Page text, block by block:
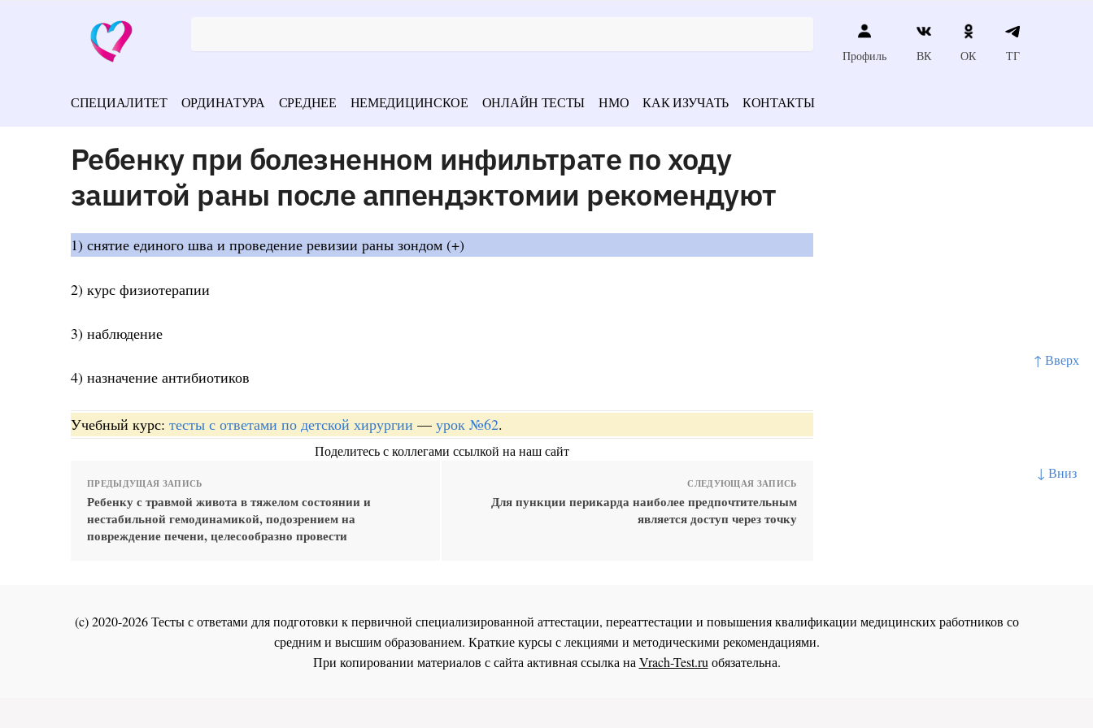
↑ Вверх
↓ Вниз
Профиль ВК ОК ТГ
СПЕЦИАЛИТЕТ ОРДИНАТУРА СРЕДНЕЕ НЕМЕДИЦИНСКОЕ ОНЛАЙН ТЕСТЫ НМО КАК ИЗУЧАТЬ КОНТАКТЫ
Ребенку при болезненном инфильтрате по ходу
зашитой раны после аппендэктомии рекомендуют
1) снятие единого шва и проведение ревизии раны зондом (+)
2) курс физиотерапии
3) наблюдение
4) назначение антибиотиков
Учебный курс: тесты с ответами по детской хирургии — урок №62.
Поделитесь с коллегами ссылкой на наш сайт
ПРЕДЫДУЩАЯ ЗАПИСЬ
Ребенку с травмой живота в тяжелом состоянии и
нестабильной гемодинамикой, подозрением на
повреждение печени, целесообразно провести
СЛЕДУЮЩАЯ ЗАПИСЬ
Для пункции перикарда наиболее предпочтительным
является доступ через точку
(c) 2020-2026 Тесты с ответами для подготовки к первичной специализированной аттестации, переаттестации и повышения квалификации медицинских работников со
средним и высшим образованием. Краткие курсы с лекциями и методическими рекомендациями.
При копировании материалов с сайта активная ссылка на Vrach-Test.ru обязательна.